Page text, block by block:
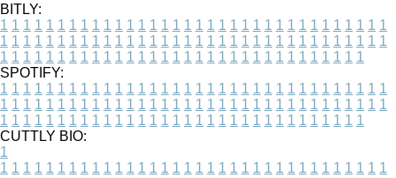
BITLY:
1 1 1 1 1 1 1 1 1 1 1 1 1 1 1 1 1 1 1 1 1 1 1 1 1 1 1 1 1 1 1 1 1 1
1 1 1 1 1 1 1 1 1 1 1 1 1 1 1 1 1 1 1 1 1 1 1 1 1 1 1 1 1 1 1 1 1 1
1 1 1 1 1 1 1 1 1 1 1 1 1 1 1 1 1 1 1 1 1 1 1 1 1 1 1 1 1 1 1 1
SPOTIFY:
1 1 1 1 1 1 1 1 1 1 1 1 1 1 1 1 1 1 1 1 1 1 1 1 1 1 1 1 1 1 1 1 1 1
1 1 1 1 1 1 1 1 1 1 1 1 1 1 1 1 1 1 1 1 1 1 1 1 1 1 1 1 1 1 1 1 1 1
1 1 1 1 1 1 1 1 1 1 1 1 1 1 1 1 1 1 1 1 1 1 1 1 1 1 1 1 1 1 1 1
CUTTLY BIO:
1
1 1 1 1 1 1 1 1 1 1 1 1 1 1 1 1 1 1 1 1 1 1 1 1 1 1 1 1 1 1 1 1 1 1